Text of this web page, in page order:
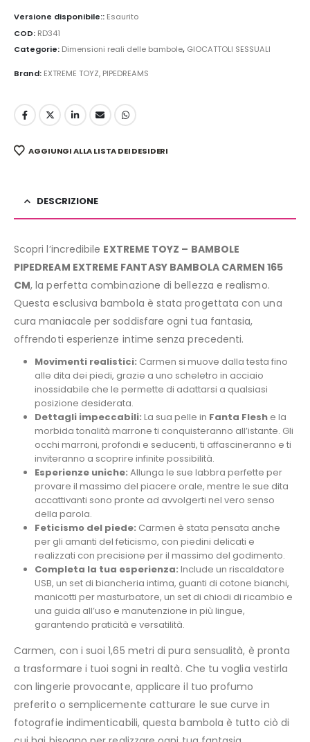
Versione disponibile:: Esaurito
COD: RD341
Categorie: Dimensioni reali delle bambole, GIOCATTOLI SESSUALI
Brand: EXTREME TOYZ, PIPEDREAMS
AGGIUNGI ALLA LISTA DEI DESIDERI
DESCRIZIONE
Scopri l’incredibile EXTREME TOYZ – BAMBOLE
PIPEDREAM EXTREME FANTASY BAMBOLA CARMEN 165
CM, la perfetta combinazione di bellezza e realismo.
Questa esclusiva bambola è stata progettata con una
cura maniacale per soddisfare ogni tua fantasia,
offrendoti esperienze intime senza precedenti.
Movimenti realistici: Carmen si muove dalla testa fino
alle dita dei piedi, grazie a uno scheletro in acciaio
inossidabile che le permette di adattarsi a qualsiasi
posizione desiderata.
Dettagli impeccabili: La sua pelle in Fanta Fleshe la
morbida tonalità marrone ti conquisteranno all’istante. Gli
occhi marroni, profondi e seducenti, ti affascineranno e ti
inviteranno a scoprire infinite possibilità.
Esperienze uniche: Allunga le sue labbra perfette per
provare il massimo del piacere orale, mentre le sue dita
accattivanti sono pronte ad avvolgerti nel vero senso
della parola.
Feticismo del piede: Carmen è stata pensata anche
per gli amanti del feticismo, con piedini delicati e
realizzati con precisione per il massimo del godimento.
Completa la tua esperienza: Include un riscaldatore
USB, un set di biancheria intima, guanti di cotone bianchi,
manicotti per masturbatore, un set di chiodi di ricambio e
una guida all’uso e manutenzione in più lingue,
garantendo praticità e versatilità.
Carmen, con i suoi 1,65 metri di pura sensualità, è pronta
a trasformare i tuoi sogni in realtà. Che tu voglia vestirla
con lingerie provocante, applicare il tuo profumo
preferito o semplicemente catturare le sue curve in
fotografie indimenticabili, questa bambola è tutto ciò di